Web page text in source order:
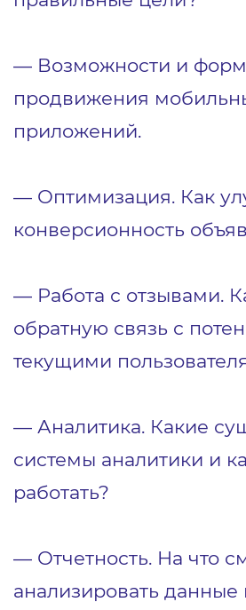
― Возможности и
продвижения
приложений.
― Оптимизация. Как
конверсионность
― Работа с отзывами.
обратную связь с
текущими
― Аналитика. Какие
системы аналитики и
работать?
― Отчетность. На что
анализировать